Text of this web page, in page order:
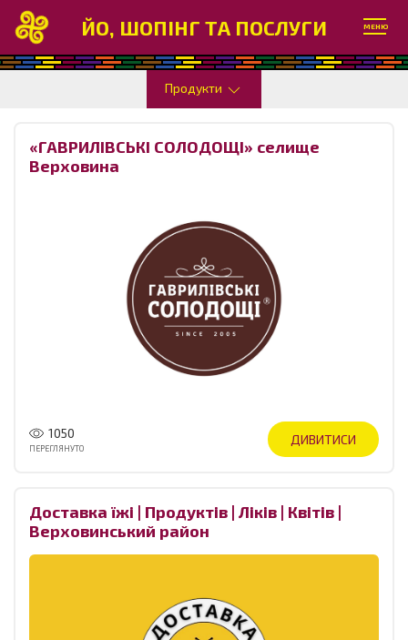
ЙО, ШОПІНГ ТА ПОСЛУГИ МЕНЮ
Продукти
«ГАВРИЛІВСЬКІ СОЛОДОЩІ» селище
Верховина
1050
ПЕРЕГЛЯНУТО
ДИВИТИСИ
Доставка їжі | Продуктів | Ліків | Квітів |
Верховинський район